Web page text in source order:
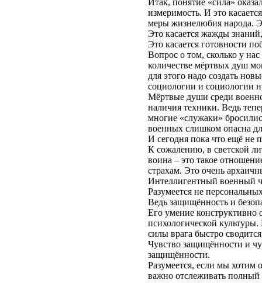
Итак, понятие «сила»
измеримость. И это
меры жизнелюбия народа.
Это касается жажды
Это касается готовности
Вопрос о том, сколько у
количестве мёртвых душ
для этого надо создать
социологии и социологии
Мёртвые души среди
наличия техники. Ведь
многие «служаки»
военных слишком опасна
И сегодня пока что ещё не
К сожалению, в светской
воина – это такое
страхам. Это очень
Интеллигентный военный
Разумеется не
Ведь защищённость и
Его умение конструктивно
психологической
силы врага быстро
Чувство защищённости и
защищённости.
Разумеется, если мы хотим
важно отслеживать